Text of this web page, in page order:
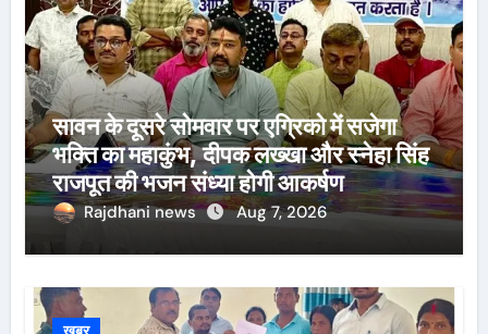
सावन के दूसरे सोमवार पर एग्रिको में सजेगा
भक्ति का महाकुंभ, दीपक लख्खा और स्नेहा सिंह
राजपूत की भजन संध्या होगी आकर्षण
Rajdhani news Aug 7, 2026